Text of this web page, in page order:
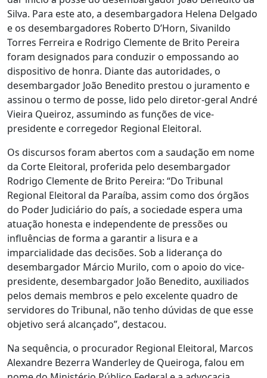
Silva. Para este ato, a desembargadora Helena Delgado
e os desembargadores Roberto D’Horn, Sivanildo
Torres Ferreira e Rodrigo Clemente de Brito Pereira
foram designados para conduzir o empossando ao
dispositivo de honra. Diante das autoridades, o
desembargador João Benedito prestou o juramento e
assinou o termo de posse, lido pelo diretor-geral André
Vieira Queiroz, assumindo as funções de vice-
presidente e corregedor Regional Eleitoral.
Os discursos foram abertos com a saudação em nome
da Corte Eleitoral, proferida pelo desembargador
Rodrigo Clemente de Brito Pereira: “Do Tribunal
Regional Eleitoral da Paraíba, assim como dos órgãos
do Poder Judiciário do país, a sociedade espera uma
atuação honesta e independente de pressões ou
influências de forma a garantir a lisura e a
imparcialidade das decisões. Sob a liderança do
desembargador Márcio Murilo, com o apoio do vice-
presidente, desembargador João Benedito, auxiliados
pelos demais membros e pelo excelente quadro de
servidores do Tribunal, não tenho dúvidas de que esse
objetivo será alcançado”, destacou.
Na sequência, o procurador Regional Eleitoral, Marcos
Alexandre Bezerra Wanderley de Queiroga, falou em